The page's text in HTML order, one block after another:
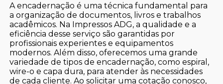
A encadernação é uma técnica fundamental para
a organização de documentos, livros e trabalhos
acadêmicos. Na Impressos ADG, a qualidade e a
eficiência desse serviço são garantidas por
profissionais experientes e equipamentos
modernos. Além disso, oferecemos uma grande
variedade de tipos de encadernação, como espiral,
wire-o e capa dura, para atender às necessidades
de cada cliente. Ao solicitar uma cotação conosco,